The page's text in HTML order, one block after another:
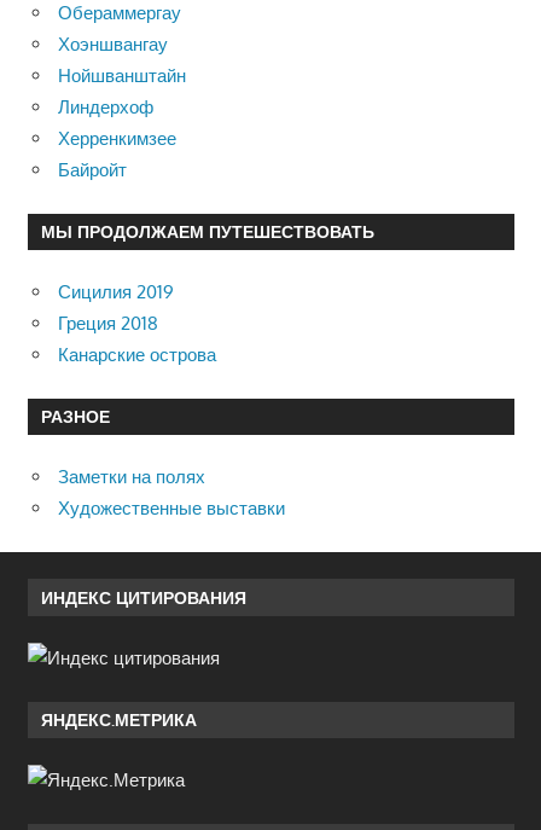
Обераммергау
Хоэншвангау
Нойшванштайн
Линдерхоф
Херренкимзее
Байройт
МЫ ПРОДОЛЖАЕМ ПУТЕШЕСТВОВАТЬ
Сицилия 2019
Греция 2018
Канарские острова
РАЗНОЕ
Заметки на полях
Художественные выставки
ИНДЕКС ЦИТИРОВАНИЯ
ЯНДЕКС.МЕТРИКА